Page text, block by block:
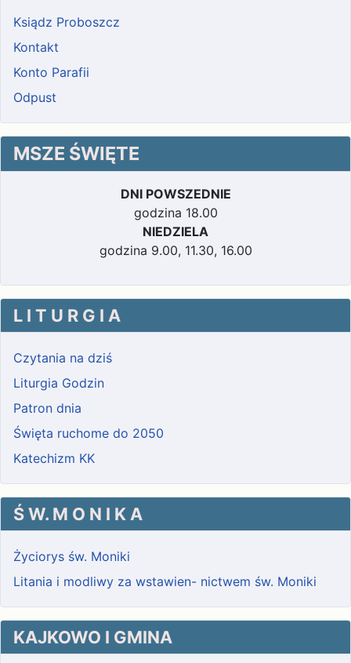
Ksiądz Proboszcz
Kontakt
Konto Parafii
Odpust
MSZE ŚWIĘTE
DNI POWSZEDNIE
godzina 18.00
NIEDZIELA
godzina 9.00, 11.30, 16.00
L I T U R G I A
Czytania na dziś
Liturgia Godzin
Patron dnia
Święta ruchome do 2050
Katechizm KK
Ś W. M O N I K A
Życiorys św. Moniki
Litania i modliwy za wstawien- nictwem św. Moniki
KAJKOWO I GMINA